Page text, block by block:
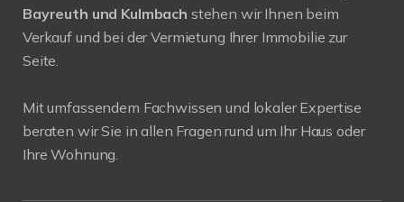
Bayreuth und Kulmbach stehen wir Ihnen beim
Verkauf und bei der Vermietung Ihrer Immobilie zur
Seite.
Mit umfassendem Fachwissen und lokaler Expertise
beraten wir Sie in allen Fragen rund um Ihr Haus oder
Ihre Wohnung.